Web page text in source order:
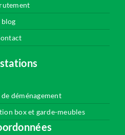
blog
déménagement
box et garde-meubles